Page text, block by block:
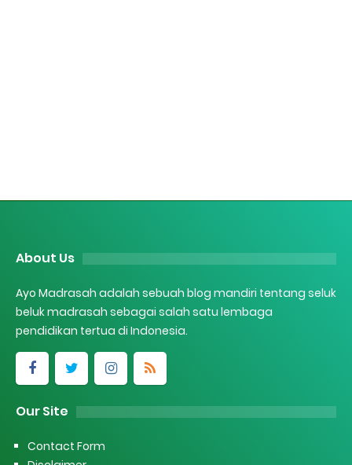
About Us
Ayo Madrasah adalah sebuah blog mandiri tentang seluk
beluk madrasah sebagai salah satu lembaga
pendidikan tertua di Indonesia.
Our Site
Contact Form